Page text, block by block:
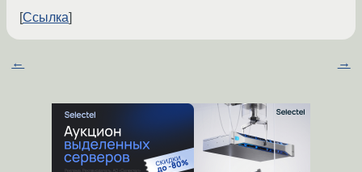
Ссылка
← →